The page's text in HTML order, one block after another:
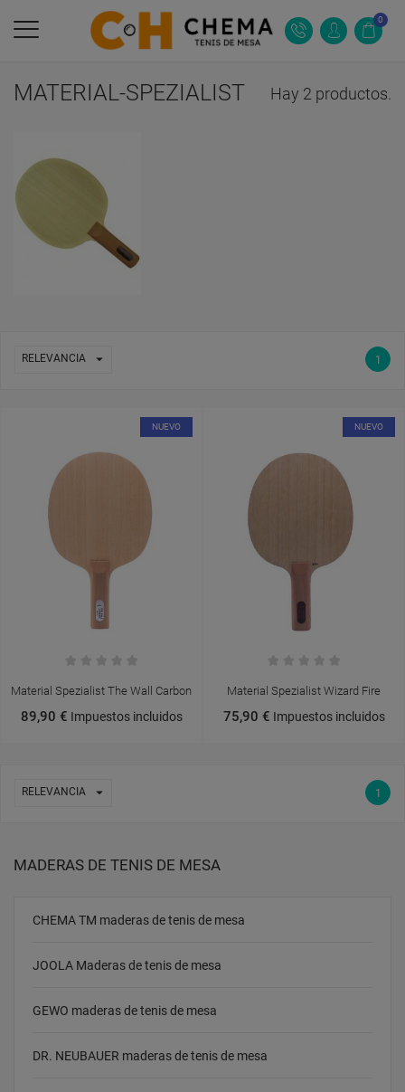
0
MATERIAL-SPEZIALIST Hay 2 productos.
MADERAS DE TENIS DE MESA
CHEMA TM maderas de tenis de mesa
JOOLA Maderas de tenis de mesa
GEWO maderas de tenis de mesa
DR. NEUBAUER maderas de tenis de mesa
RELEVANCIA  1
NUEVO
Material Spezialist The Wall Carbon
89,90 € Impuestos incluidos
NUEVO
Material Spezialist Wizard Fire
75,90 € Impuestos incluidos
RELEVANCIA  1